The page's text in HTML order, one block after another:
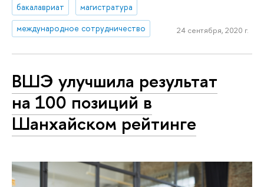
бакалавриат
магистратура
международное сотрудничество
24 сентября, 2020 г.
ВШЭ улучшила результат
на 100 позиций в
Шанхайском рейтинге